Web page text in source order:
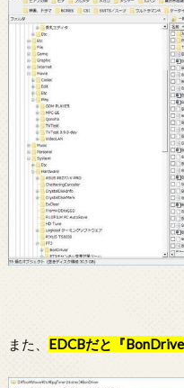
また、 EDCBだと『